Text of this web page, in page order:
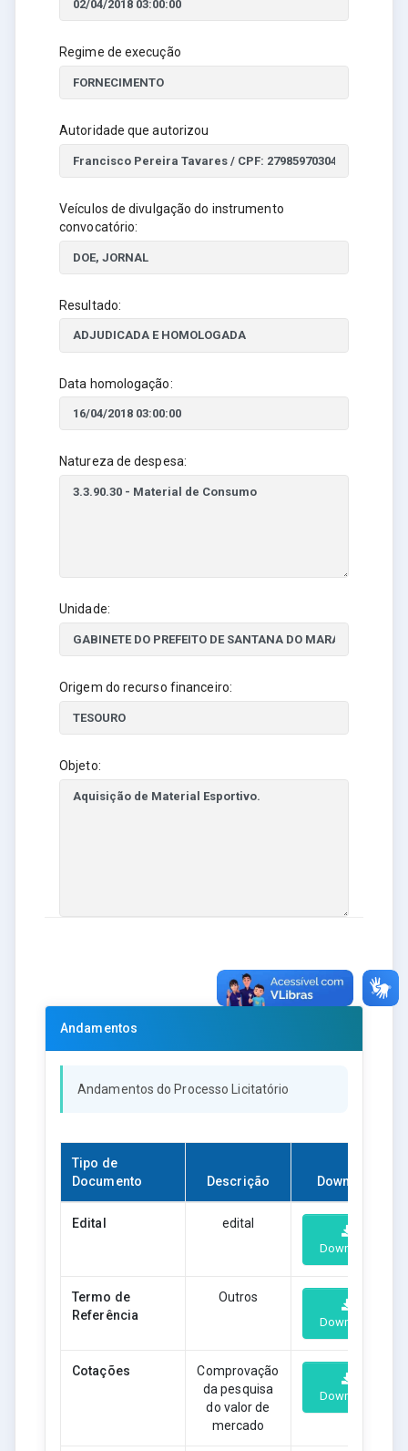
Regime de execução
Autoridade que autorizou
Veículos de divulgação do instrumento
convocatório:
Resultado:
Data homologação:
Natureza de despesa:
Unidade:
Origem do recurso financeiro:
Objeto:
Andamentos
Andamentos do Processo Licitatório
Tipo de
Documento
Descrição Download
Edital edital
Download
Termo de
Referência
Outros
Download
Cotações
Comprovação
da pesquisa
do valor de
mercado
Download